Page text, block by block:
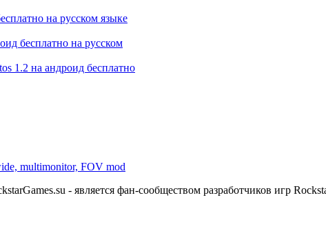
на русском языке
бесплатно на русском
1.2 на андроид бесплатно
multimonitor, FOV mod
- является фан-сообществом разработчиков игр